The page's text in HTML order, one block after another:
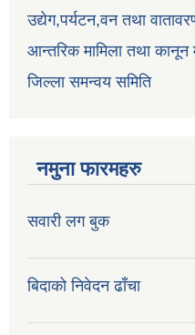
उद्येग,पर्यटन,वन तथा
आन्तरिक मामिला तथा कानून
जिल्ला समन्वय समिति
नमुना फारमहरु
सवारी लग बुक
बिदाको निवेदन ढाँचा